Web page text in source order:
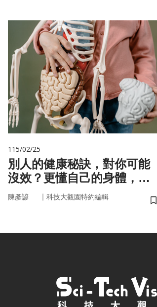
115/02/25
別人的健康秘訣，對你可能
沒效？更懂自己的身體，才
更能「精準健康」！
陳彥諺 ｜ 科技大觀園特約編輯